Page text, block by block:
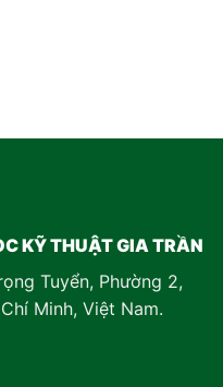
KỸ THUẬT GIA TRẦN
Tuyển, Phường 2,
Minh, Việt Nam.